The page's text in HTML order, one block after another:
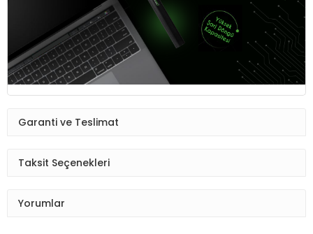
Garanti ve Teslimat
Taksit Seçenekleri
Yorumlar